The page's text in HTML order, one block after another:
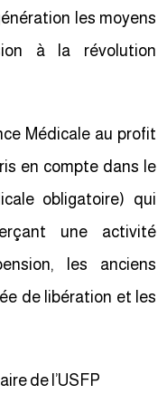
les moyens
à la révolution
Médicale au profit
en compte dans le
obligatoire) qui
une activité
les anciens
de libération et les
de l’USFP